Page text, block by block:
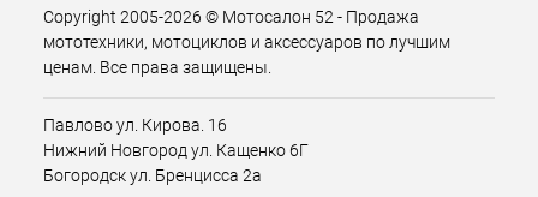
Copyright 2005-2026 © Мотосалон 52 - Продажа
мототехники, мотоциклов и аксессуаров по лучшим
ценам. Все права защищены.
Павлово ул. Кирова. 16
Нижний Новгород ул. Кащенко 6Г
Богородск ул. Бренцисса 2а